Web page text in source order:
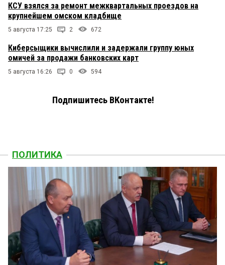
КСУ взялся за ремонт межквартальных проездов на
крупнейшем омском кладбище
5 августа 17:25 2 672
Киберсыщики вычислили и задержали группу юных
омичей за продажи банковских карт
5 августа 16:26 0 594
Подпишитесь ВКонтакте!
ПОЛИТИКА